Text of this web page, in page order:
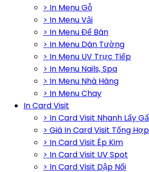
> In Menu Gỗ
> In Menu Vải
> In Menu Để Bàn
> In Menu Dán Tường
> In Menu UV Trực Tiếp
> In Menu Nails, Spa
> In Menu Nhà Hàng
> In Menu Chay
In Card Visit
> In Card Visit Nhanh Lấy
> Giá In Card Visit Tổng Hợp
> In Card Visit Ép Kim
> In Card Visit UV Spot
> In Card Visit Dập Nổi